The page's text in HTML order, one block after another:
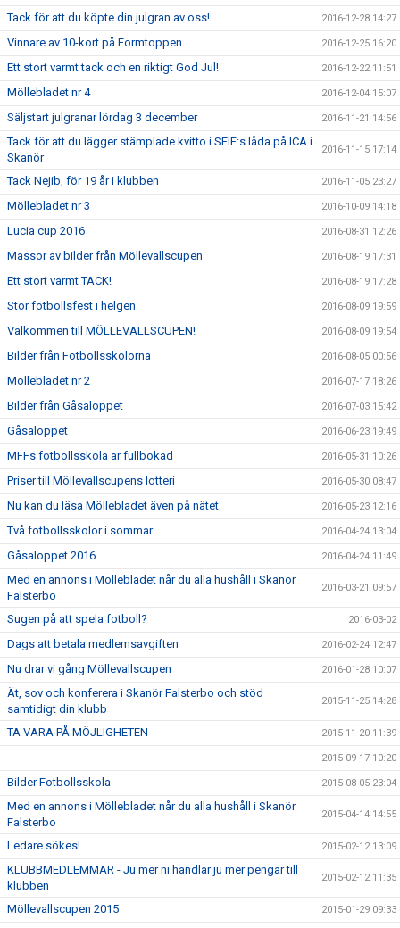
Tack för att du köpte din julgran av oss! 2016-12-28 14:27
Vinnare av 10-kort på Formtoppen 2016-12-25 16:20
Ett stort varmt tack och en riktigt God Jul! 2016-12-22 11:51
Möllebladet nr 4 2016-12-04 15:07
Säljstart julgranar lördag 3 december 2016-11-21 14:56
Tack för att du lägger stämplade kvitto i SFIF:s låda på ICA i
Skanör
2016-11-15 17:14
Tack Nejib, för 19 år i klubben 2016-11-05 23:27
Möllebladet nr 3 2016-10-09 14:18
Lucia cup 2016 2016-08-31 12:26
Massor av bilder från Möllevallscupen 2016-08-19 17:31
Ett stort varmt TACK! 2016-08-19 17:28
Stor fotbollsfest i helgen 2016-08-09 19:59
Välkommen till MÖLLEVALLSCUPEN! 2016-08-09 19:54
Bilder från Fotbollsskolorna 2016-08-05 00:56
Möllebladet nr 2 2016-07-17 18:26
Bilder från Gåsaloppet 2016-07-03 15:42
Gåsaloppet 2016-06-23 19:49
MFFs fotbollsskola är fullbokad 2016-05-31 10:26
Priser till Möllevallscupens lotteri 2016-05-30 08:47
Nu kan du läsa Möllebladet även på nätet 2016-05-23 12:16
Två fotbollsskolor i sommar 2016-04-24 13:04
Gåsaloppet 2016 2016-04-24 11:49
Med en annons i Möllebladet når du alla hushåll i Skanör
Falsterbo
2016-03-21 09:57
Sugen på att spela fotboll? 2016-03-02
Dags att betala medlemsavgiften 2016-02-24 12:47
Nu drar vi gång Möllevallscupen 2016-01-28 10:07
Ät, sov och konferera i Skanör Falsterbo och stöd
samtidigt din klubb
2015-11-25 14:28
TA VARA PÅ MÖJLIGHETEN 2015-11-20 11:39
2015-09-17 10:20
Bilder Fotbollsskola 2015-08-05 23:04
Med en annons i Möllebladet når du alla hushåll i Skanör
Falsterbo
2015-04-14 14:55
Ledare sökes! 2015-02-12 13:09
KLUBBMEDLEMMAR - Ju mer ni handlar ju mer pengar till
klubben
2015-02-12 11:35
Möllevallscupen 2015 2015-01-29 09:33